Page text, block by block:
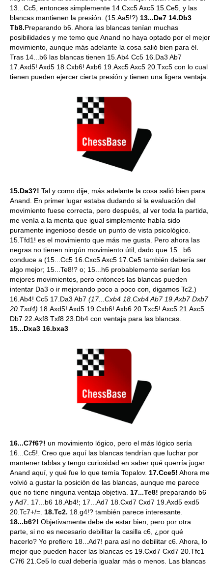
13...Cc5, entonces simplemente 14.Cxc5 Axc5 15.Ce5, y las
blancas mantienen la presión. (15.Aa5!?) 13...De7 14.Db3
Tb8.Preparando b6. Ahora las blancas tenían muchas
posibilidades y me temo que Anand no haya optado por el mejor
movimiento, aunque más adelante la cosa salió bien para él.
Tras 14...b6 las blancas tienen 15.Ab4 Cc5 16.Da3 Ab7
17.Axd5! Axd5 18.Cxb6! Axb6 19.Axc5 Axc5 20.Txc5 con lo cual
tienen pueden ejercer cierta presión y tienen una ligera ventaja.
15.Da3?! Tal y como dije, más adelante la cosa salió bien para
Anand. En primer lugar estaba dudando si la evaluación del
movimiento fuese correcta, pero después, al ver toda la partida,
me venía a la menta que igual simplemente había sido
puramente ingenioso desde un punto de vista psicológico.
15.Tfd1! es el movimiento que más me gusta. Pero ahora las
negras no tienen ningún movimiento útil, dado que 15...b6
conduce a (15...Cc5 16.Cxc5 Axc5 17.Ce5 también debería ser
algo mejor; 15...Te8!? o; 15...h6 probablemente serían los
mejores movimientos, pero entonces las blancas pueden
intentar Da3 o ir mejorando poco a poco con, digamos Tc2.)
16.Ab4! Cc5 17.Da3 Ab7 (17...Cxb4 18.Cxb4 Ab7 19.Axb7 Dxb7
20.Txd4) 18.Axd5! Axd5 19.Cxb6! Axb6 20.Txc5! Axc5 21.Axc5
Db7 22.Axf8 Txf8 23.Db4 con ventaja para las blancas.
15...Dxa3 16.bxa3
16...C7f6?! un movimiento lógico, pero el más lógico sería
16...Cc5!. Creo que aquí las blancas tendrían que luchar por
mantener tablas y tengo curiosidad en saber qué querría jugar
Anand aquí, y qué fue lo que temía Topalov. 17.Cce5! Ahora me
volvió a gustar la posición de las blancas, aunque me parece
que no tiene ninguna ventaja objetiva. 17...Te8! preparando b6
y Ad7. 17...b6 18.Ab4!; 17...Ad7 18.Cxd7 Cxd7 19.Axd5 exd5
20.Tc7+/=. 18.Tc2. 18.g4!? también parece interesante.
18...b6?! Objetivamente debe de estar bien, pero por otra
parte, si no es necesario debilitar la casilla c6, ¿por qué
hacerlo? Yo prefiero 18...Ad7! para así no debilitar c6. Ahora, lo
mejor que pueden hacer las blancas es 19.Cxd7 Cxd7 20.Tfc1
C7f6 21.Ce5 lo cual debería igualar más o menos. Las blancas